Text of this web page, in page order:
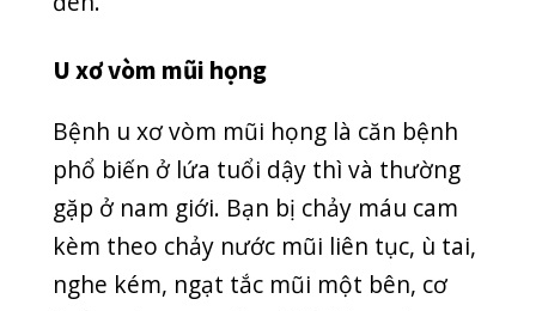
cao đột ngột làm tăng áp lực lên thành
máu nhỏ ở mũi.
Từ đó, mũi chảy nhiều máu, khó cầm.
Tình trạng chảy máu mũi xảy ra
thường xuyên là dấu hiệu cảnh báo
mức nguy hiểm của bệnh cao huyết áp.
Bệnh về máu